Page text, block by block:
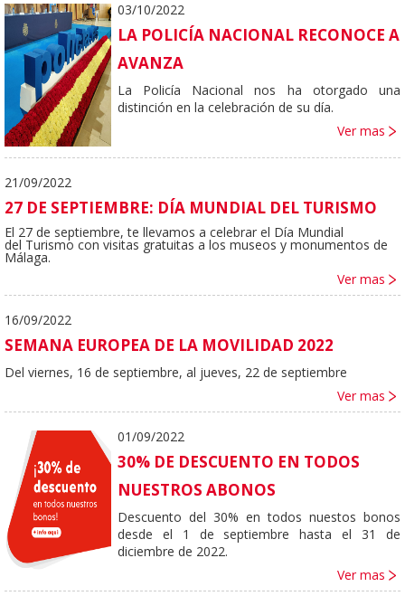
03/10/2022
LA POLICÍA NACIONAL RECONOCE A
AVANZA
La Policía Nacional nos ha otorgado una
distinción en la celebración de su día.
Ver mas
21/09/2022
27 DE SEPTIEMBRE: DÍA MUNDIAL DEL TURISMO
El 27 de septiembre, te llevamos a celebrar el Día Mundial
del Turismo con visitas gratuitas a los museos y monumentos de
Málaga.
Ver mas
16/09/2022
SEMANA EUROPEA DE LA MOVILIDAD 2022
Del viernes, 16 de septiembre, al jueves, 22 de septiembre
Ver mas
01/09/2022
30% DE DESCUENTO EN TODOS
NUESTROS ABONOS
Descuento del 30% en todos nuestos bonos
desde el 1 de septiembre hasta el 31 de
diciembre de 2022.
Ver mas